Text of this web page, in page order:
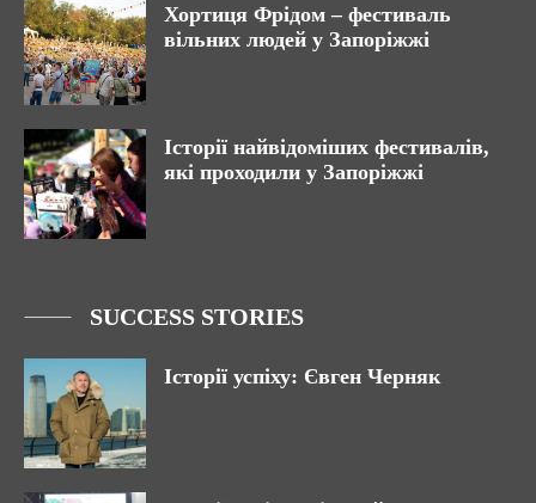
Хортиця Фрідом – фестиваль
вільних людей у Запоріжжі
Історії найвідоміших фестивалів,
які проходили у Запоріжжі
SUCCESS STORIES
Історії успіху: Євген Черняк